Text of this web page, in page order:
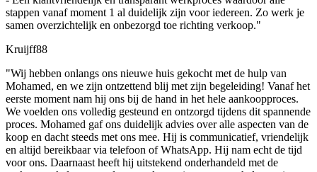
stappen vanaf moment 1 al duidelijk zijn voor iedereen. Zo werk je
samen overzichtelijk en onbezorgd toe richting verkoop."
Kruijff88
"Wij hebben onlangs ons nieuwe huis gekocht met de hulp van
Mohamed, en we zijn ontzettend blij met zijn begeleiding! Vanaf het
eerste moment nam hij ons bij de hand in het hele aankoopproces.
We voelden ons volledig gesteund en ontzorgd tijdens dit spannende
proces. Mohamed gaf ons duidelijk advies over alle aspecten van de
koop en dacht steeds met ons mee. Hij is communicatief, vriendelijk
en altijd bereikbaar via telefoon of WhatsApp. Hij nam echt de tijd
voor ons. Daarnaast heeft hij uitstekend onderhandeld met de